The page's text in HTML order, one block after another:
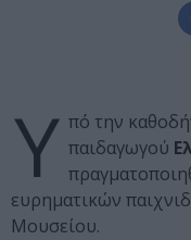
Υ πό την
παιδαγωγού
ευρηματικών
Μουσείου.